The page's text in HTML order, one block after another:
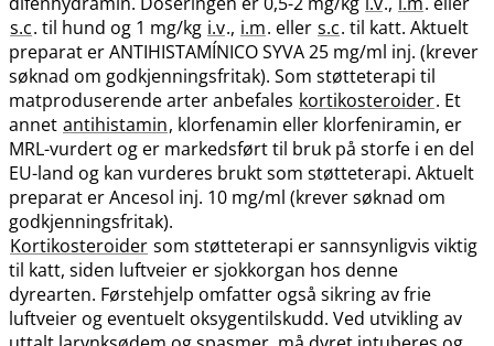
s.c. til hund og 1 mg/kg i.v., i.m. eller s.c. til katt. Aktuelt
preparat er ANTIHISTAMÍNICO SYVA 25 mg/ml inj. (krever
søknad om godkjenningsfritak). Som støtteterapi til
matproduserende arter anbefales kortikosteroider. Et
annet antihistamin, klorfenamin eller klorfeniramin, er
MRL-vurdert og er markedsført til bruk på storfe i en del
EU-land og kan vurderes brukt som støtteterapi. Aktuelt
preparat er Ancesol inj. 10 mg/ml (krever søknad om
godkjenningsfritak).
Kortikosteroider som støtteterapi er sannsynligvis viktig
til katt, siden luftveier er sjokkorgan hos denne
dyrearten. Førstehjelp omfatter også sikring av frie
luftveier og eventuelt oksygentilskudd. Ved utvikling av